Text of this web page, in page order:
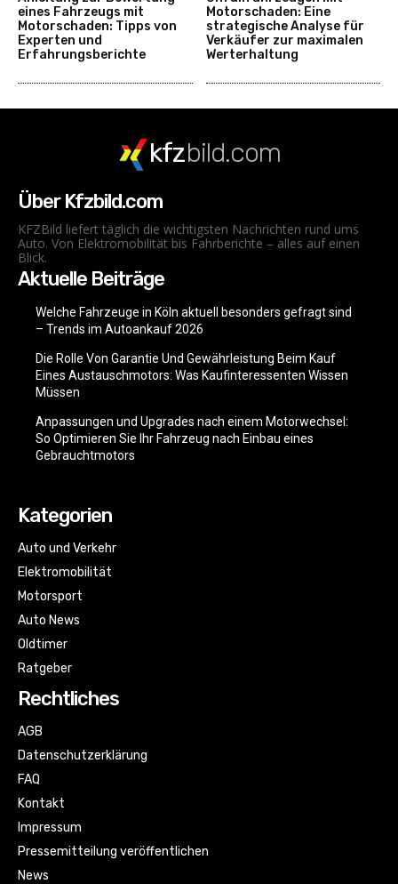
eines Fahrzeugs mit
Motorschaden: Tipps von
Experten und
Erfahrungsberichte
Motorschaden: Eine
strategische Analyse für
Verkäufer zur maximalen
Werterhaltung
kfzbild.com
Über Kfzbild.com
KFZBild liefert täglich die wichtigsten Nachrichten rund ums
Auto. Von Elektromobilität bis Fahrberichte – alles auf einen
Blick.
Aktuelle Beiträge
Welche Fahrzeuge in Köln aktuell besonders gefragt sind
– Trends im Autoankauf 2026
Die Rolle Von Garantie Und Gewährleistung Beim Kauf
Eines Austauschmotors: Was Kaufinteressenten Wissen
Müssen
Anpassungen und Upgrades nach einem Motorwechsel:
So Optimieren Sie Ihr Fahrzeug nach Einbau eines
Gebrauchtmotors
Kategorien
Auto und Verkehr
Elektromobilität
Motorsport
Auto News
Oldtimer
Ratgeber
Rechtliches
AGB
Datenschutzerklärung
FAQ
Kontakt
Impressum
Pressemitteilung veröffentlichen
News